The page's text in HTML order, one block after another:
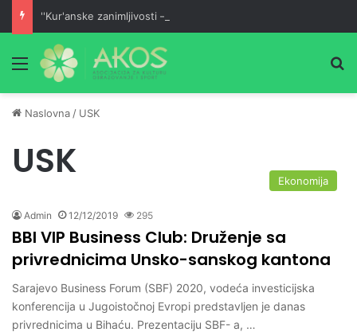
''Kur'anske zanimljivosti – vodič malom mufessiru''
Meni
Naslovna / USK
USK Ekonomija
Admin 12/12/2019 295
BBI VIP Business Club: Druženje sa
privrednicima Unsko-sanskog kantona
Sarajevo Business Forum (SBF) 2020, vodeća investicijska
konferencija u Jugoistočnoj Evropi predstavljen je danas
privrednicima u Bihaću. Prezentaciju SBF- a, …